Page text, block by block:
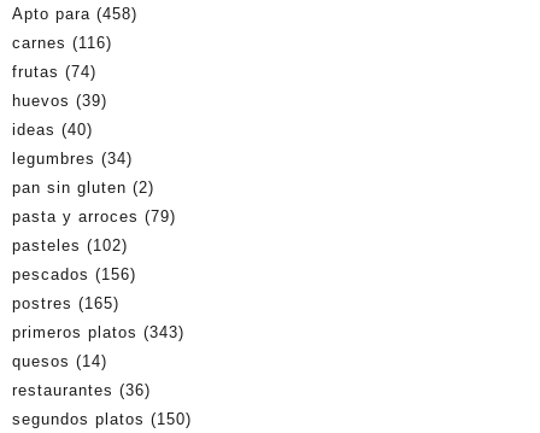
Apto para (458)
carnes (116)
frutas (74)
huevos (39)
ideas (40)
legumbres (34)
pan sin gluten (2)
pasta y arroces (79)
pasteles (102)
pescados (156)
postres (165)
primeros platos (343)
quesos (14)
restaurantes (36)
segundos platos (150)